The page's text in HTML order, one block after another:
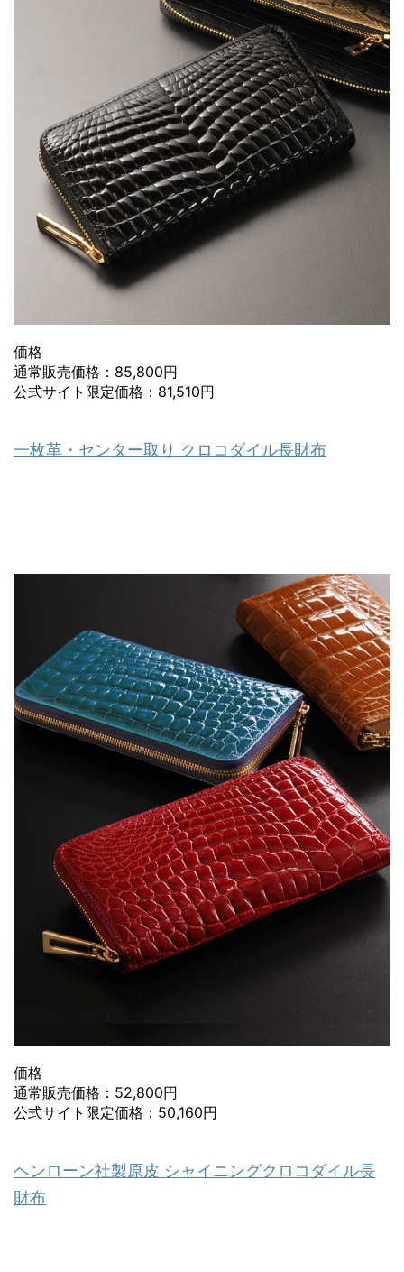
価格
通常販売価格：85,800円
公式サイト限定価格：81,510円
一枚革・センター取り クロコダイル長財布
価格
通常販売価格：52,800円
公式サイト限定価格：50,160円
ヘンローン社製原皮 シャイニングクロコダイル長
財布